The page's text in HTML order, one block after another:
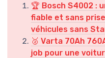
🏆 Bosch S4002 :
fiable et sans
véhicules sans
🥈 Varta 70Ah
job pour une